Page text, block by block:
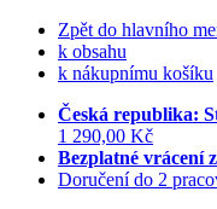
Zpět do hlavního
k obsahu
k nákupnímu košíku
Česká republika:
1 290,00 Kč
Bezplatné vrácení
Doručení do 2